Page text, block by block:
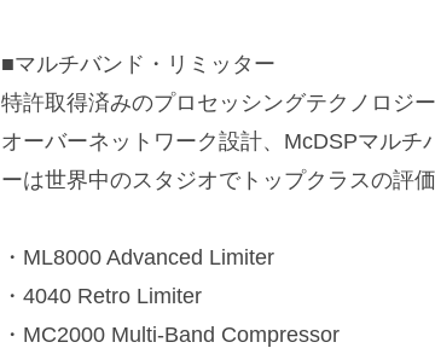
■マルチバンド・リミッター
特許取得済みのプロセッシングテクノロジ
オーバーネットワーク設計、McDSPマル
ーは世界中のスタジオでトップクラスの評価
・ML8000 Advanced Limiter
・4040 Retro Limiter
・MC2000 Multi-Band Compressor